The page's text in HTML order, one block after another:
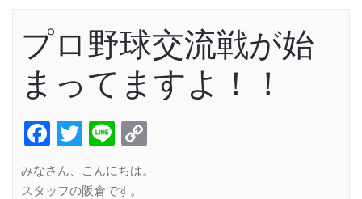
プロ野球交流戦が始
まってますよ！！
Facebook
Twitter
Line
みなさん、こんにちは。
スタッフの阪倉です。